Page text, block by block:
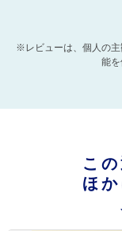
※レビューは、個人の主
能を
こ
ほ